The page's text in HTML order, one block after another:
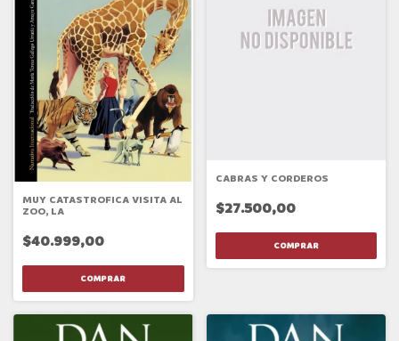
MUY CATASTROFICA VISITA AL
ZOO, LA
$40.999,00
CABRAS Y CORDEROS
$27.500,00